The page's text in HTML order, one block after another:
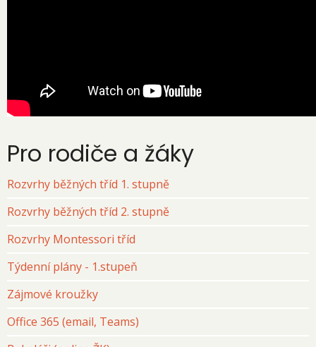
Pro rodiče a žáky
Rozvrhy běžných tříd 1. stupně
Rozvrhy běžných tříd 2. stupně
Rozvrhy Montessori tříd
Týdenní plány - 1.stupeň
Zájmové kroužky
Office 365 (email, Teams)